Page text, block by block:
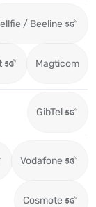
/ Beeline
Magticom
GibTel
Vodafone
Cosmote